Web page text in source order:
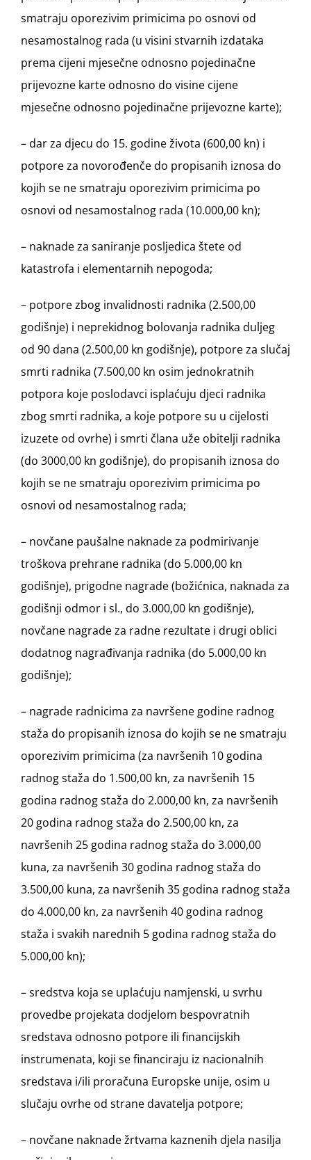
smatraju oporezivim primicima po osnovi od
nesamostalnog rada (u visini stvarnih izdataka
prema cijeni mjesečne odnosno pojedinačne
prijevozne karte odnosno do visine cijene
mjesečne odnosno pojedinačne prijevozne karte);
– dar za djecu do 15. godine života (600,00 kn) i
potpore za novorođenče do propisanih iznosa do
kojih se ne smatraju oporezivim primicima po
osnovi od nesamostalnog rada (10.000,00 kn);
– naknade za saniranje posljedica štete od
katastrofa i elementarnih nepogoda;
– potpore zbog invalidnosti radnika (2.500,00
godišnje) i neprekidnog bolovanja radnika duljeg
od 90 dana (2.500,00 kn godišnje), potpore za slučaj
smrti radnika (7.500,00 kn osim jednokratnih
potpora koje poslodavci isplaćuju djeci radnika
zbog smrti radnika, a koje potpore su u cijelosti
izuzete od ovrhe) i smrti člana uže obitelji radnika
(do 3000,00 kn godišnje), do propisanih iznosa do
kojih se ne smatraju oporezivim primicima po
osnovi od nesamostalnog rada;
– novčane paušalne naknade za podmirivanje
troškova prehrane radnika (do 5.000,00 kn
godišnje), prigodne nagrade (božićnica, naknada za
godišnji odmor i sl., do 3.000,00 kn godišnje),
novčane nagrade za radne rezultate i drugi oblici
dodatnog nagrađivanja radnika (do 5.000,00 kn
godišnje);
– nagrade radnicima za navršene godine radnog
staža do propisanih iznosa do kojih se ne smatraju
oporezivim primicima (za navršenih 10 godina
radnog staža do 1.500,00 kn, za navršenih 15
godina radnog staža do 2.000,00 kn, za navršenih
20 godina radnog staža do 2.500,00 kn, za
navršenih 25 godina radnog staža do 3.000,00
kuna, za navršenih 30 godina radnog staža do
3.500,00 kuna, za navršenih 35 godina radnog staža
do 4.000,00 kn, za navršenih 40 godina radnog
staža i svakih narednih 5 godina radnog staža do
5.000,00 kn);
– sredstva koja se uplaćuju namjenski, u svrhu
provedbe projekata dodjelom bespovratnih
sredstava odnosno potpore ili financijskih
instrumenata, koji se financiraju iz nacionalnih
sredstava i/ili proračuna Europske unije, osim u
slučaju ovrhe od strane davatelja potpore;
– novčane naknade žrtvama kaznenih djela nasilja